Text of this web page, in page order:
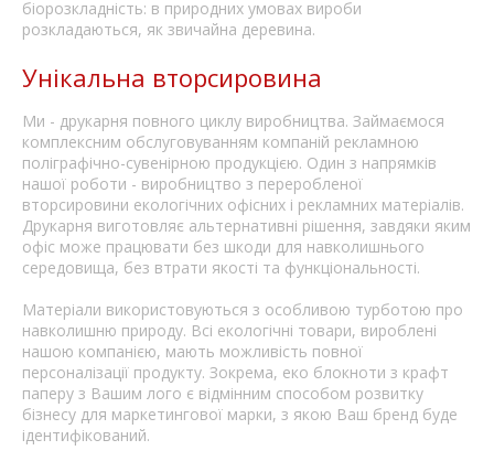
біорозкладність: в природних умовах вироби
розкладаються, як звичайна деревина.
Унікальна вторсировина
Ми - друкарня повного циклу виробництва. Займаємося
комплексним обслуговуванням компаній рекламною
поліграфічно-сувенірною продукцією. Один з напрямків
нашої роботи - виробництво з переробленої
вторсировини екологічних офісних і рекламних матеріалів.
Друкарня виготовляє альтернативні рішення, завдяки яким
офіс може працювати без шкоди для навколишнього
середовища, без втрати якості та функціональності.
Матеріали використовуються з особливою турботою про
навколишню природу. Всі екологічні товари, вироблені
нашою компанією, мають можливість повної
персоналізації продукту. Зокрема, еко блокноти з крафт
паперу з Вашим лого є відмінним способом розвитку
бізнесу для маркетингової марки, з якою Ваш бренд буде
ідентифікований.